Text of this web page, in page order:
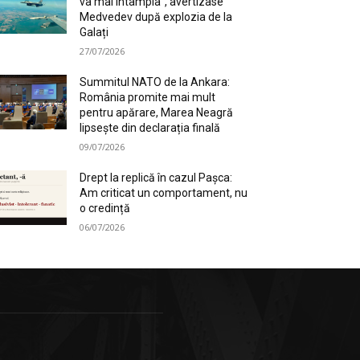
Medvedev după explozia de la
Galați
27/07/2026
Summitul NATO de la Ankara:
România promite mai mult
pentru apărare, Marea Neagră
lipsește din declarația finală
09/07/2026
Drept la replică în cazul Pașca:
Am criticat un comportament, nu
o credință
06/07/2026